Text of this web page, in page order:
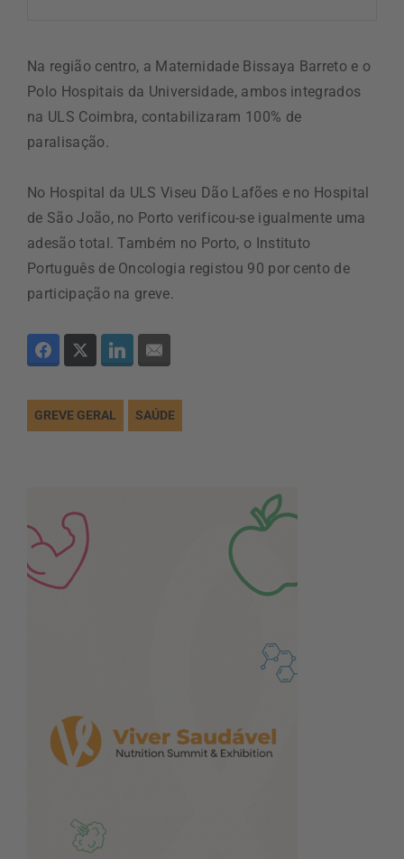
Na região centro, a Maternidade Bissaya Barreto e o
Polo Hospitais da Universidade, ambos integrados
na ULS Coimbra, contabilizaram 100% de
paralisação.
No Hospital da ULS Viseu Dão Lafões e no Hospital
de São João, no Porto verificou-se igualmente uma
adesão total. Também no Porto, o Instituto
Português de Oncologia registou 90 por cento de
participação na greve.
GREVE GERAL SAÚDE